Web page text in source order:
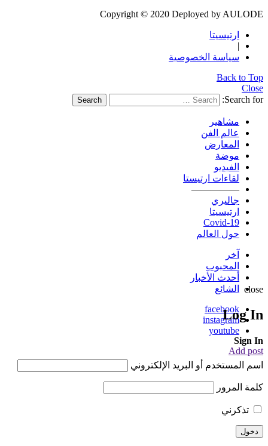
Copyright © 2020 Deployed by AULODE
ارتيسيتا
|
سياسة الخصوصية
Back to Top
Close
Search for:
Search
مشاهير
عالم الفن
المعارض
موضة
الفيديو
لقاءات ارتيستا
—————
جاليري
ارتيسيتا
Covid-19
حول العالم
آخر
المحبوب
أحدث الأخبار
الشائع
facebook
instagram
youtube
Add post
close
Log In
Sign In
اسم المستخدم أو البريد الإلكتروني
كلمة المرور
تذكرني